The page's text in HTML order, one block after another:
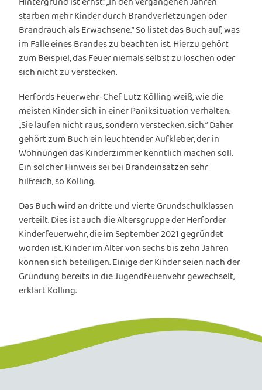
starben mehr Kinder durch Brandverletzungen oder
Brandrauch als Erwachsene.“ So listet das Buch auf, was
im Falle eines Brandes zu beachten ist. Hierzu gehört
zum Beispiel, das Feuer niemals selbst zu löschen oder
sich nicht zu verstecken.
Herfords Feuerwehr-Chef Lutz Kölling weiß, wie die
meisten Kinder sich in einer Paniksituation verhalten.
„Sie laufen nicht raus, sondern verstecken. sich.“ Daher
gehört zum Buch ein leuchtender Aufkleber, der in
Wohnungen das Kinderzimmer kenntlich machen soll.
Ein solcher Hinweis sei bei Brandeinsätzen sehr
hilfreich, so Kölling.
Das Buch wird an dritte und vierte Grundschulklassen
verteilt. Dies ist auch die Altersgruppe der Herforder
Kinderfeuerwehr, die im September 2021 gegründet
worden ist. Kinder im Alter von sechs bis zehn Jahren
können sich beteiligen. Einige der Kinder seien nach der
Gründung bereits in die Jugendfeuenvehr gewechselt,
erklärt Kölling.